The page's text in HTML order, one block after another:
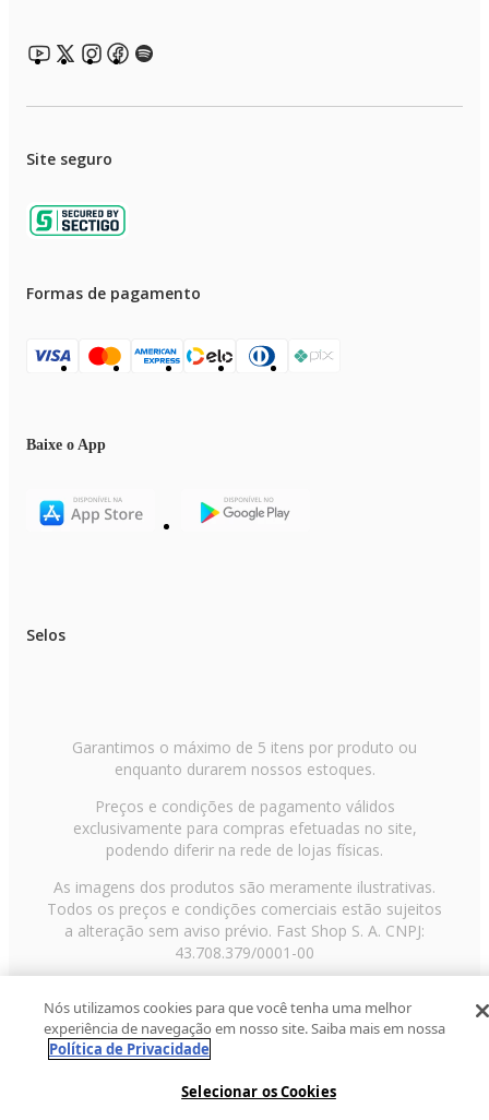
Site seguro
Formas de pagamento
Baixe o App
Selos
Garantimos o máximo de 5 itens por produto ou
enquanto durarem nossos estoques.
Preços e condições de pagamento válidos
exclusivamente para compras efetuadas no site,
podendo diferir na rede de lojas físicas.
As imagens dos produtos são meramente ilustrativas.
Todos os preços e condições comerciais estão sujeitos
a alteração sem aviso prévio. Fast Shop S. A. CNPJ:
43.708.379/0001-00
Paulo/SP, CEP 02029-001, Telefone: 11 3003-3728 ©
2013 Fast Shop - Todos os direitos reservadosRF
Nós utilizamos cookies para que você tenha uma melhor
experiência de navegação em nosso site. Saiba mais em nossa
Política de Privacidade
Selecionar os Cookies